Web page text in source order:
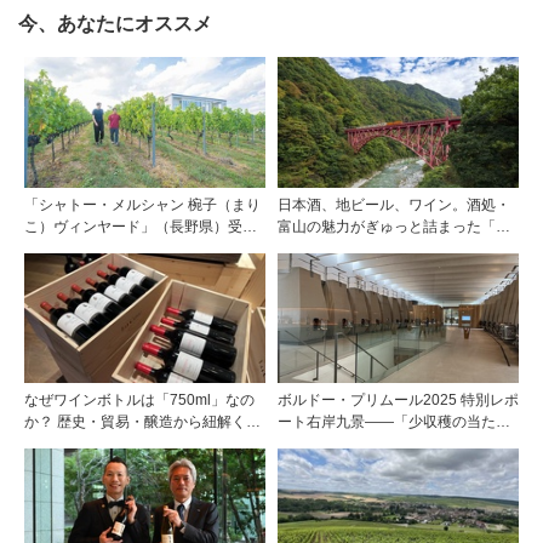
今、あなたにオススメ
「シャトー・メルシャン 椀子（まり
こ）ヴィンヤード」（長野県）受け
の魅力
日本酒、地ビール、ワイン。酒処・
富山の魅力がぎゅっと詰まった「黒
なぜワインボトルは「750ml」なの
か？ 歴史・貿易・醸造から紐解く4
ボルドー・プリムール2025 特別レポ
ート右岸九景――「少収穫の当たり
ンテミリオン 有力9シャトー訪問記